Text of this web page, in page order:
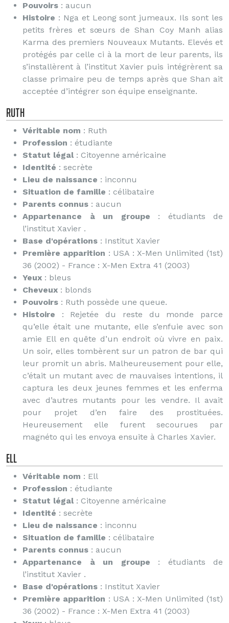
Pouvoirs : aucun
Histoire : Nga et Leong sont jumeaux. Ils sont les
petits frères et sœurs de Shan Coy Manh alias
Karma des premiers Nouveaux Mutants. Elevés et
protégés par celle ci à la mort de leur parents, ils
s’installèrent à l’institut Xavier puis intégrèrent sa
classe primaire peu de temps après que Shan ait
acceptée d’intégrer son équipe enseignante.
Ruth
Véritable nom : Ruth
Profession : étudiante
Statut légal: Citoyenne américaine
Identité : secrète
Lieu de naissance : inconnu
Situation de famille : célibataire
Parents connus : aucun
Appartenance à un groupe : étudiants de
l’institut Xavier .
Base d'opérations : Institut Xavier
Première apparition : USA : X-Men Unlimited (1st)
36 (2002) - France : X-Men Extra 41 (2003)
Yeux : bleus
Cheveux : blonds
Pouvoirs : Ruth possède une queue.
Histoire : Rejetée du reste du monde parce
qu’elle était une mutante, elle s’enfuie avec son
amie Ell en quête d’un endroit où vivre en paix.
Un soir, elles tombèrent sur un patron de bar qui
leur promit un abris. Malheureusement pour elle,
c’était un mutant avec de mauvaises intentions, il
captura les deux jeunes femmes et les enferma
avec d’autres mutants pour les vendre. Il avait
pour projet d’en faire des prostituées.
Heureusement elle furent secourues par
magnéto qui les envoya ensuite à Charles Xavier.
Ell
Véritable nom : Ell
Profession : étudiante
Statut légal : Citoyenne américaine
Identité : secrète
Lieu de naissance : inconnu
Situation de famille : célibataire
Parents connus : aucun
Appartenance à un groupe : étudiants de
l’institut Xavier .
Base d'opérations : Institut Xavier
Première apparition : USA : X-Men Unlimited (1st)
36 (2002) - France : X-Men Extra 41 (2003)